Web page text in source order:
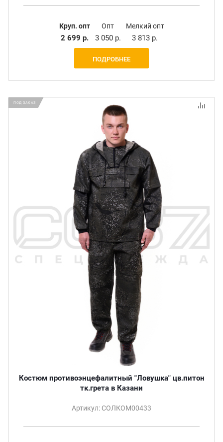
Круп. опт
2 699 р.
Опт
3 050 р.
Мелкий опт
3 813 р.
ПОДРОБНЕЕ
ПОД ЗАКАЗ
Костюм противоэнцефалитный "Ловушка" цв.питон
тк.грета в Казани
Артикул: СОЛКОМ00433